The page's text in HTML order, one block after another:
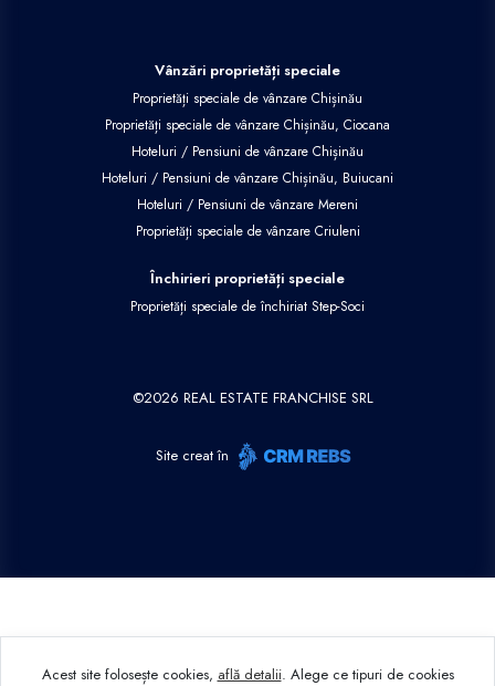
Vânzări proprietăți speciale
Proprietăți speciale de vânzare Chișinău
Proprietăți speciale de vânzare Chișinău, Ciocana
Hoteluri / Pensiuni de vânzare Chișinău
Hoteluri / Pensiuni de vânzare Chișinău, Buiucani
Hoteluri / Pensiuni de vânzare Mereni
Proprietăți speciale de vânzare Criuleni
Închirieri proprietăți speciale
Proprietăți speciale de închiriat Step-Soci
©2026 REAL ESTATE FRANCHISE SRL
Site creat în
Acest site folosește cookies, află detalii. Alege ce tipuri de cookies